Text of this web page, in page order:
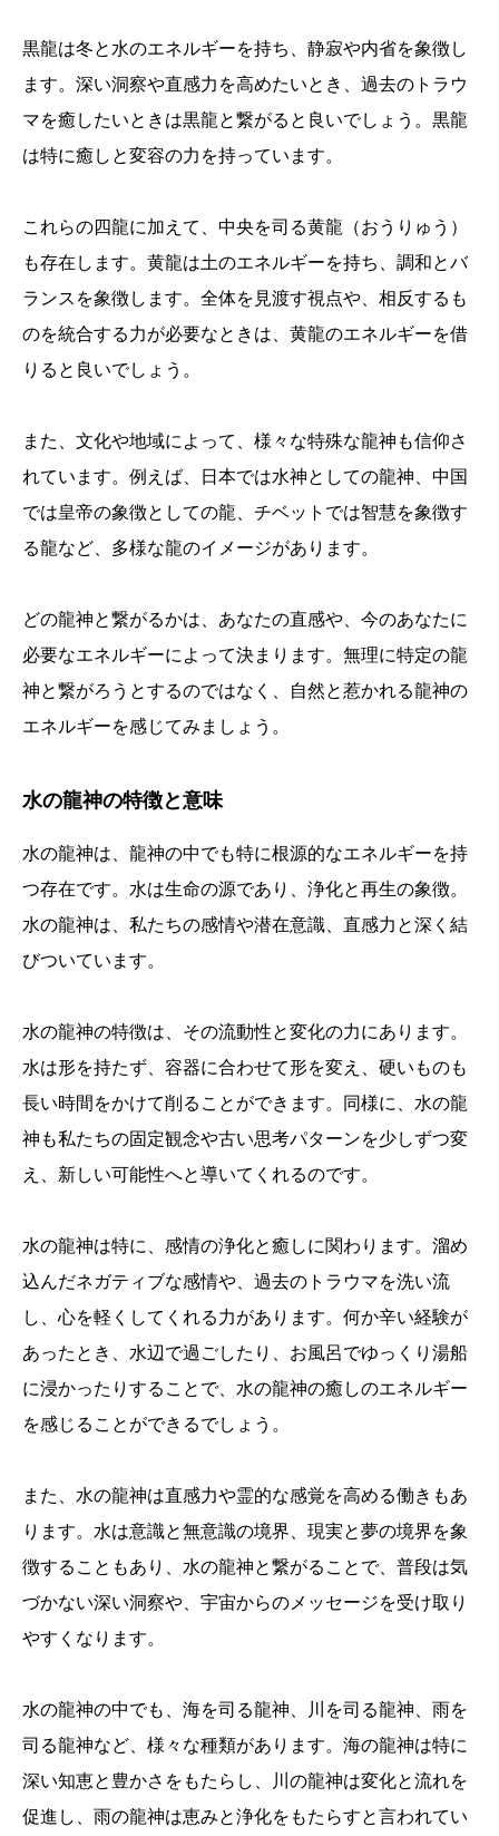
黒龍は冬と水のエネルギーを持ち、静寂や内省を象徴し
ます。深い洞察や直感力を高めたいとき、過去のトラウ
マを癒したいときは黒龍と繋がると良いでしょう。黒龍
は特に癒しと変容の力を持っています。
これらの四龍に加えて、中央を司る黄龍（おうりゅう）
も存在します。黄龍は土のエネルギーを持ち、調和とバ
ランスを象徴します。全体を見渡す視点や、相反するも
のを統合する力が必要なときは、黄龍のエネルギーを借
りると良いでしょう。
また、文化や地域によって、様々な特殊な龍神も信仰さ
れています。例えば、日本では水神としての龍神、中国
では皇帝の象徴としての龍、チベットでは智慧を象徴す
る龍など、多様な龍のイメージがあります。
どの龍神と繋がるかは、あなたの直感や、今のあなたに
必要なエネルギーによって決まります。無理に特定の龍
神と繋がろうとするのではなく、自然と惹かれる龍神の
エネルギーを感じてみましょう。
水の龍神の特徴と意味
水の龍神は、龍神の中でも特に根源的なエネルギーを持
つ存在です。水は生命の源であり、浄化と再生の象徴。
水の龍神は、私たちの感情や潜在意識、直感力と深く結
びついています。
水の龍神の特徴は、その流動性と変化の力にあります。
水は形を持たず、容器に合わせて形を変え、硬いものも
長い時間をかけて削ることができます。同様に、水の龍
神も私たちの固定観念や古い思考パターンを少しずつ変
え、新しい可能性へと導いてくれるのです。
水の龍神は特に、感情の浄化と癒しに関わります。溜め
込んだネガティブな感情や、過去のトラウマを洗い流
し、心を軽くしてくれる力があります。何か辛い経験が
あったとき、水辺で過ごしたり、お風呂でゆっくり湯船
に浸かったりすることで、水の龍神の癒しのエネルギー
を感じることができるでしょう。
また、水の龍神は直感力や霊的な感覚を高める働きもあ
ります。水は意識と無意識の境界、現実と夢の境界を象
徴することもあり、水の龍神と繋がることで、普段は気
づかない深い洞察や、宇宙からのメッセージを受け取り
やすくなります。
水の龍神の中でも、海を司る龍神、川を司る龍神、雨を
司る龍神など、様々な種類があります。海の龍神は特に
深い知恵と豊かさをもたらし、川の龍神は変化と流れを
促進し、雨の龍神は恵みと浄化をもたらすと言われてい
誕生日ランキング 金運神社 金運財布 姓名判断